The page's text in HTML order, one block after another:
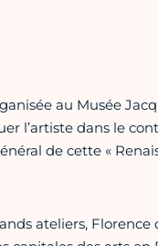
au Musée
l’artiste dans le
de cette «
ateliers, Florence